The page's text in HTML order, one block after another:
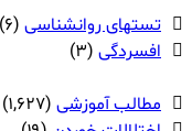
تستهای روانشناسی (۶)
افسردگی (۳)
مطالب آموزشی (۱,۶۲۷)